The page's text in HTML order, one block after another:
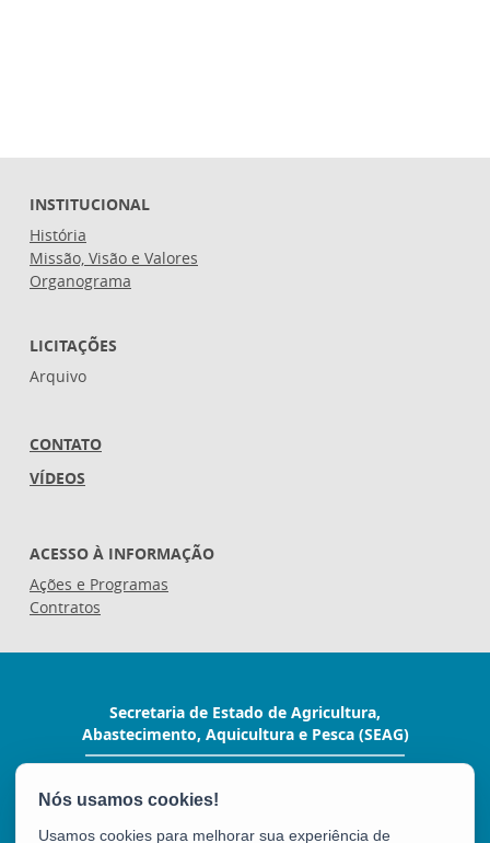
INSTITUCIONAL
História
Missão, Visão e Valores
Organograma
LICITAÇÕES
Arquivo
CONTATO
VÍDEOS
ACESSO À INFORMAÇÃO
Ações e Programas
Contratos
Secretaria de Estado de Agricultura,
Abastecimento, Aquicultura e Pesca (SEAG)
CEP: 29017-160 - Vitória / ES
Usamos cookies para melhorar sua experiência de